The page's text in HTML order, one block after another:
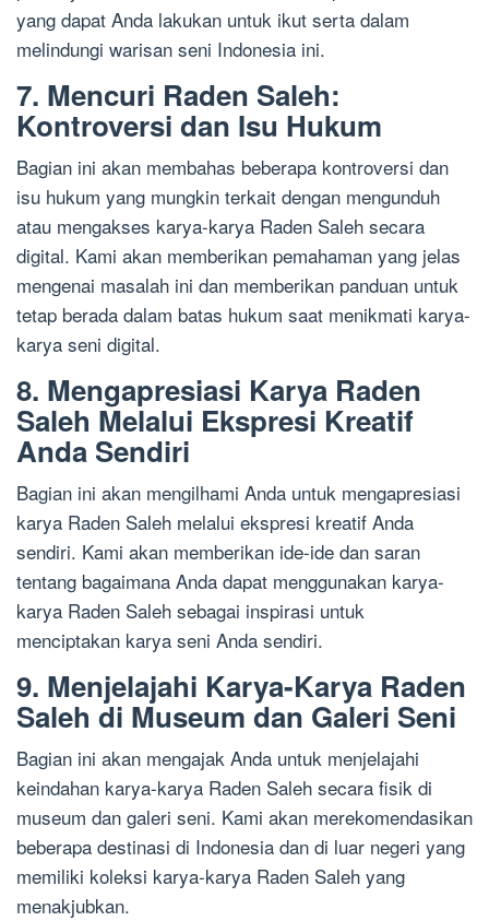
yang dapat Anda lakukan untuk ikut serta dalam
melindungi warisan seni Indonesia ini.
7. Mencuri Raden Saleh:
Kontroversi dan Isu Hukum
Bagian ini akan membahas beberapa kontroversi dan
isu hukum yang mungkin terkait dengan mengunduh
atau mengakses karya-karya Raden Saleh secara
digital. Kami akan memberikan pemahaman yang jelas
mengenai masalah ini dan memberikan panduan untuk
tetap berada dalam batas hukum saat menikmati karya-
karya seni digital.
8. Mengapresiasi Karya Raden
Saleh Melalui Ekspresi Kreatif
Anda Sendiri
Bagian ini akan mengilhami Anda untuk mengapresiasi
karya Raden Saleh melalui ekspresi kreatif Anda
sendiri. Kami akan memberikan ide-ide dan saran
tentang bagaimana Anda dapat menggunakan karya-
karya Raden Saleh sebagai inspirasi untuk
menciptakan karya seni Anda sendiri.
9. Menjelajahi Karya-Karya Raden
Saleh di Museum dan Galeri Seni
Bagian ini akan mengajak Anda untuk menjelajahi
keindahan karya-karya Raden Saleh secara fisik di
museum dan galeri seni. Kami akan merekomendasikan
beberapa destinasi di Indonesia dan di luar negeri yang
memiliki koleksi karya-karya Raden Saleh yang
menakjubkan.